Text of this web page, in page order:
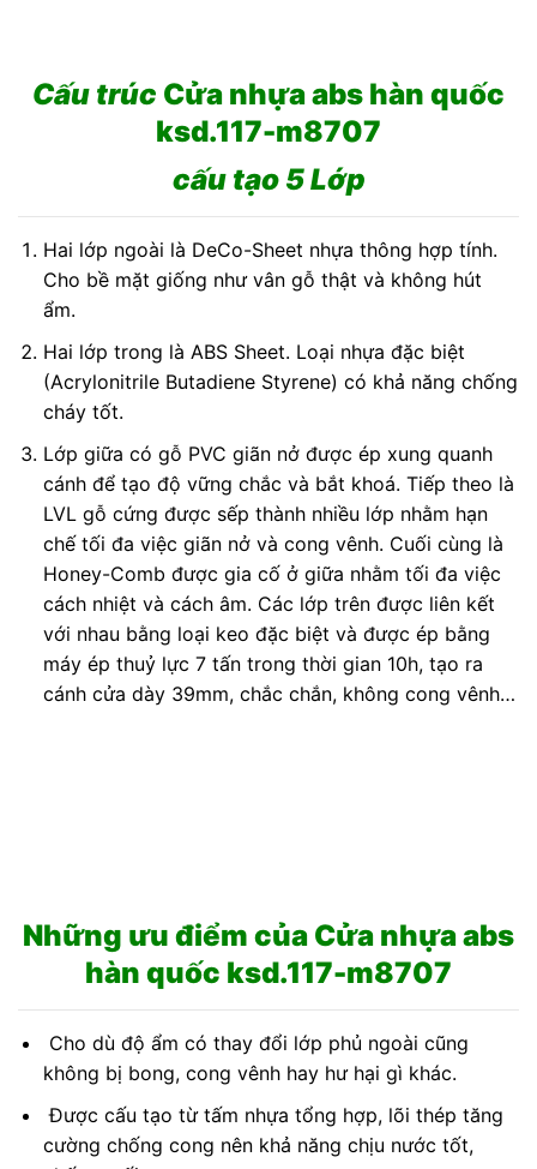
Cấu trúc Cửa nhựa abs hàn quốc
ksd.117-m8707
cấu tạo 5 Lớp
Hai lớp ngoài là DeCo-Sheet nhựa thông hợp tính.
Cho bề mặt giống như vân gỗ thật và không hút
ẩm.
Hai lớp trong là ABS Sheet. Loại nhựa đặc biệt
(Acrylonitrile Butadiene Styrene) có khả năng chống
cháy tốt.
Lớp giữa có gỗ PVC giãn nở được ép xung quanh
cánh để tạo độ vững chắc và bắt khoá. Tiếp theo là
LVL gỗ cứng được sếp thành nhiều lớp nhằm hạn
chế tối đa việc giãn nở và cong vênh. Cuối cùng là
Honey-Comb được gia cố ở giữa nhằm tối đa việc
cách nhiệt và cách âm. Các lớp trên được liên kết
với nhau bằng loại keo đặc biệt và được ép bằng
máy ép thuỷ lực 7 tấn trong thời gian 10h, tạo ra
cánh cửa dày 39mm, chắc chắn, không cong vênh…
Những ưu điểm của Cửa nhựa abs
hàn quốc ksd.117-m8707
Cho dù độ ẩm có thay đổi lớp phủ ngoài cũng
không bị bong, cong vênh hay hư hại gì khác.
Được cấu tạo từ tấm nhựa tổng hợp, lõi thép tăng
cường chống cong nên khả năng chịu nước tốt,